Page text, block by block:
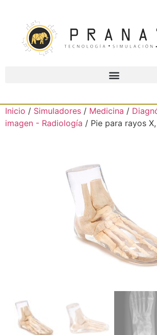
Inicio / Simuladores / Medicina /
imagen - Radiología / Pie para rayos